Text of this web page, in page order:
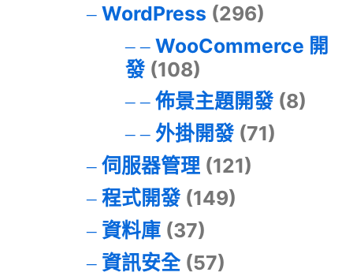
WordPress (296)
WooCommerce 開
發(108)
佈景主題開發(8)
外掛開發(71)
伺服器管理(121)
程式開發(149)
資料庫(37)
資訊安全(57)